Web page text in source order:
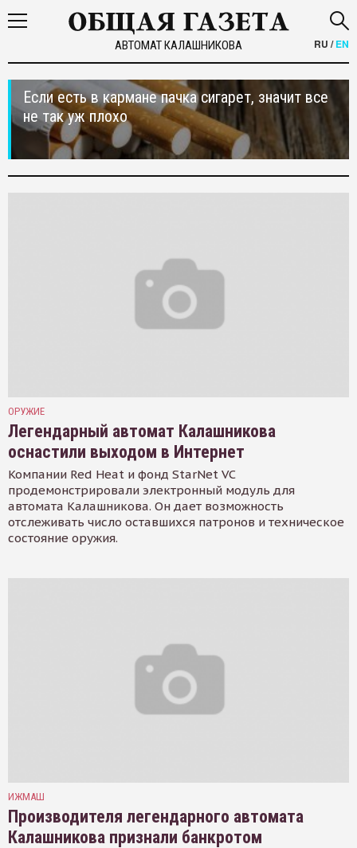
АВТОМАТ КАЛАШНИКОВА RU /EN
Если есть в кармане пачка сигарет, значит все
не так уж плохо
ОРУЖИЕ
Легендарный автомат Калашникова
оснастили выходом в Интернет
Компании Red Heat и фонд StarNet VC
продемонстрировали электронный модуль для
автомата Калашникова. Он дает возможность
отслеживать число оставшихся патронов и техническое
состояние оружия.
ИЖМАШ
Производителя легендарного автомата
Калашникова признали банкротом